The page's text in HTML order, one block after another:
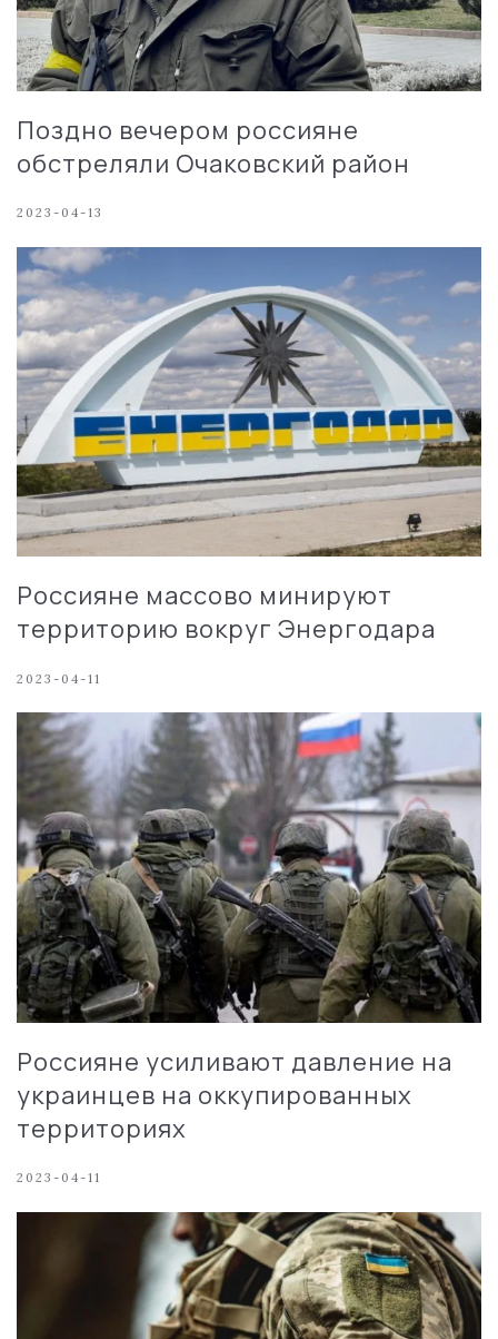
Поздно вечером россияне
обстреляли Очаковский район
2023-04-13
Россияне массово минируют
территорию вокруг Энергодара
2023-04-11
Россияне усиливают давление на
украинцев на оккупированных
территориях
2023-04-11